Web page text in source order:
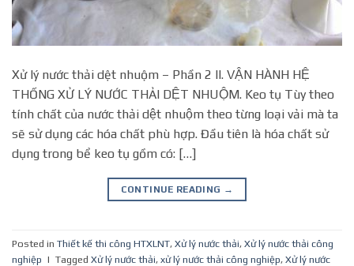
Xử lý nước thải dệt nhuộm – Phần 2 II. VẬN HÀNH HỆ
THỐNG XỬ LÝ NƯỚC THẢI DỆT NHUỘM. Keo tụ Tùy theo
tính chất của nước thải dệt nhuộm theo từng loại vải mà ta
sẽ sử dụng các hóa chất phù hợp. Đầu tiên là hóa chất sử
dụng trong bể keo tụ gồm có: […]
CONTINUE READING →
Posted in Thiết kế thi công HTXLNT, Xử lý nước thải, Xử lý nước thải công
nghiệp | Tagged Xử lý nước thải, xử lý nước thải công nghiệp, Xử lý nước